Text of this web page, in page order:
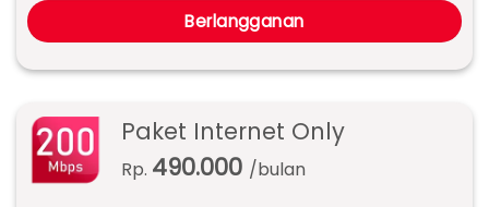
Berlangganan
Paket Internet Only
Rp. 490.000 /bulan